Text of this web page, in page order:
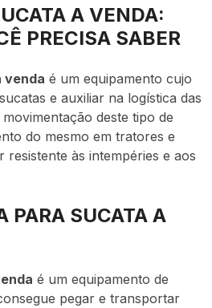
A VENDA:
PRECISA SABER
venda é um equipamento cujo
e auxiliar na logística das
deste tipo de
do mesmo em tratores e
resistente às intempéries e aos
PARA SUCATA A
é um equipamento de
pegar e transportar